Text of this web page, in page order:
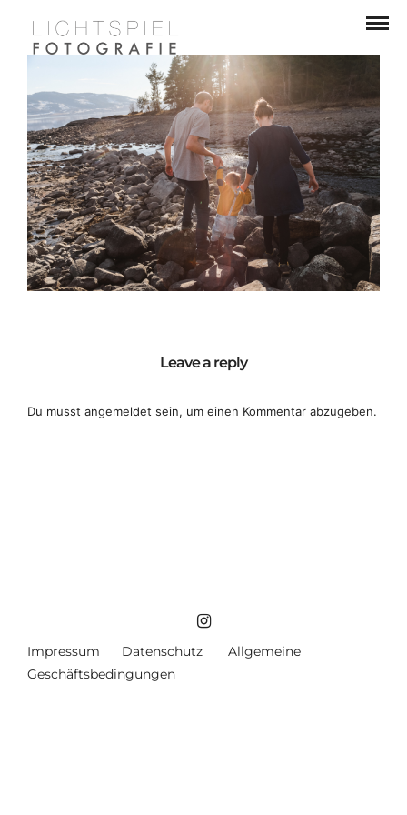
Leave a reply
Du musst angemeldet sein, um einen Kommentar abzugeben.
Impressum Datenschutz
Allgemeine
Geschäftsbedingungen